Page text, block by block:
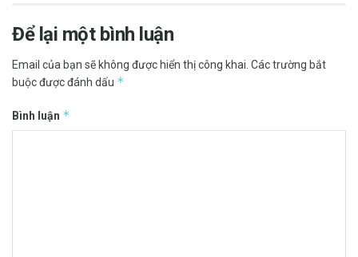
Để lại một bình luận
Email của bạn sẽ không được hiển thị công khai. Các trường bắt
buộc được đánh dấu *
Bình luận *